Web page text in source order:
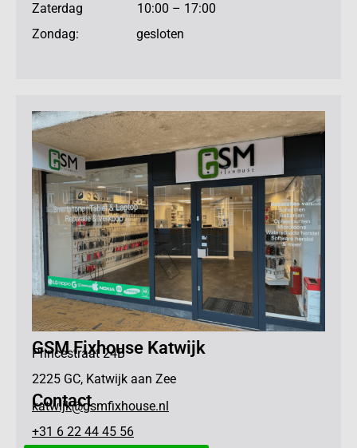
Zaterdag 10:00 – 17:00
Zondag: gesloten
GSM Fixhouse Katwijk
Princestraat 24B
2225 GC, Katwijk aan Zee
Contact
katwijk@gsmfixhouse.nl
+31 6 22 44 45 56